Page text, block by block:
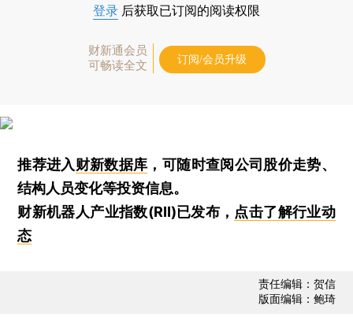
登录 后获取已订阅的阅读权限
财新通会员
可畅读全文
订阅/会员升级
推荐进入财新数据库 ，可随时查阅公司股价走势、
结构人员变化等投资信息。
财新机器人产业指数(RII)已发布， 点击了解行业动
态
责任编辑：贺信
版面编辑：鲍琦